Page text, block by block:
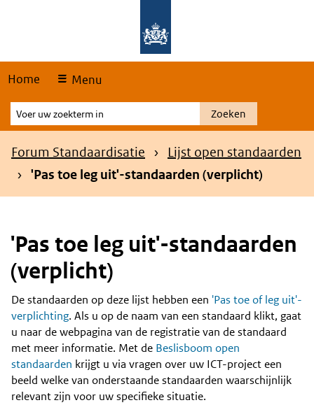
Home Menu
Voer
uw
zoekterm
Zoeken
Kruimelpad
Forum Standaardisatie
Lijst open standaarden
'Pas toe leg uit'-standaarden (verplicht)
'Pas toe leg uit'-standaarden
(verplicht)
Content
De standaarden op deze lijst hebben een 'Pas toe of leg uit'-
verplichting. Als u op de naam van een standaard klikt, gaat
u naar de webpagina van de registratie van de standaard
met meer informatie. Met de Beslisboom open
standaarden krijgt u via vragen over uw ICT-project een
beeld welke van onderstaande standaarden waarschijnlijk
relevant zijn voor uw specifieke situatie.